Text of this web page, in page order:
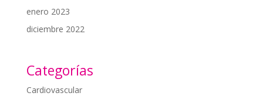
enero 2023
diciembre 2022
Categorías
Cardiovascular